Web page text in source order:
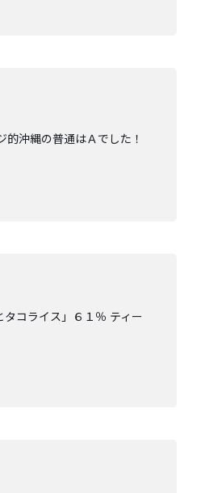
沖縄の普通はＡでした！
コライス」６１％ ティー